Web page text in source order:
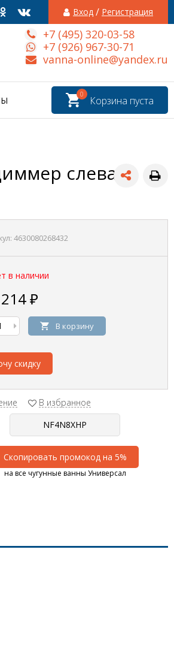
Вход / Регистрация
+7 (495) 320-03-58
+7 (926) 967-30-71
vanna-online@yandex.ru
Корзина пуста
0
слева
4630080268432
в наличии
₽
В корзину
скидку
В избранное
Скопировать промокод на 5%
на все чугунные ванны Универсал